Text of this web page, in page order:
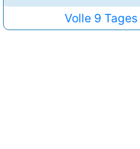
Volle 9